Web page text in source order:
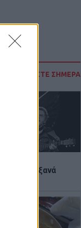
ΔΙΑΒΑΣΤΕ ΣΗΜΕΡΑ
έγιναν ξανά